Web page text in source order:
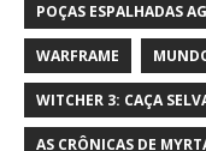
POÇAS ESPALHADAS
WARFRAME
WITCHER 3: CAÇA
AS CRÔNICAS DE